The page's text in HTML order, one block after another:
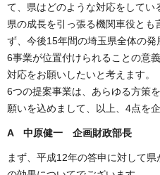
て、県はどのような対応をしてい
県の成長を引っ張る機関車役と
ず、今後15年間の埼玉県全体の
6事業が位置付けられることの意
対応をお願いしたいと考えます。
6つの提案事業は、あらゆる方策
願いを込めまして、以上、4点を
A 中原健一 企画財政部長
まず、平成12年の答申に対して